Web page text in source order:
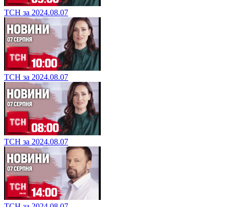
ТСН за 2024.08.07
ТСН за 2024.08.07
ТСН за 2024.08.07